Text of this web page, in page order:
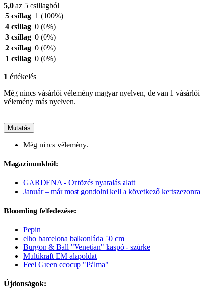
5,0 az 5 csillagból
5 csillag 1 (100%)
4 csillag 0 (0%)
3 csillag 0 (0%)
2 csillag 0 (0%)
1 csillag 0 (0%)
1 értékelés
Még nincs vásárlói vélemény magyar nyelven, de van 1 vásárlói
vélemény más nyelven.
Mutatás
Még nincs vélemény.
Magazinunkból:
GARDENA - Öntözés nyaralás alatt
Január – már most gondolni kell a következő kertszezonra
Bloomling felfedezése:
Pepin
elho barcelona balkonláda 50 cm
Burgon & Ball "Venetian" kaspó - szürke
Multikraft EM alapoldat
Feel Green ecocup "Pálma"
Újdonságok: